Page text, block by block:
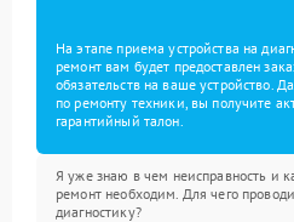
На этапе приема устройства на
ремонт вам будет предоставлен
обязательств на ваше устройство.
по ремонту техники, вы получите
гарантийный талон.
Я уже знаю в чем неисправность и
ремонт необходим. Для чего
диагностику?